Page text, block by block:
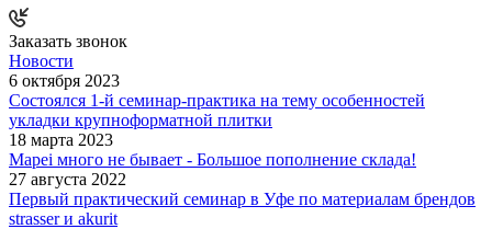
Заказать звонок
Новости
6 октября 2023
Состоялся 1-й семинар-практика на тему особенностей
укладки крупноформатной плитки
18 марта 2023
Mapei много не бывает - Большое пополнение склада!
27 августа 2022
Первый практический семинар в Уфе по материалам брендов
strasser и akurit